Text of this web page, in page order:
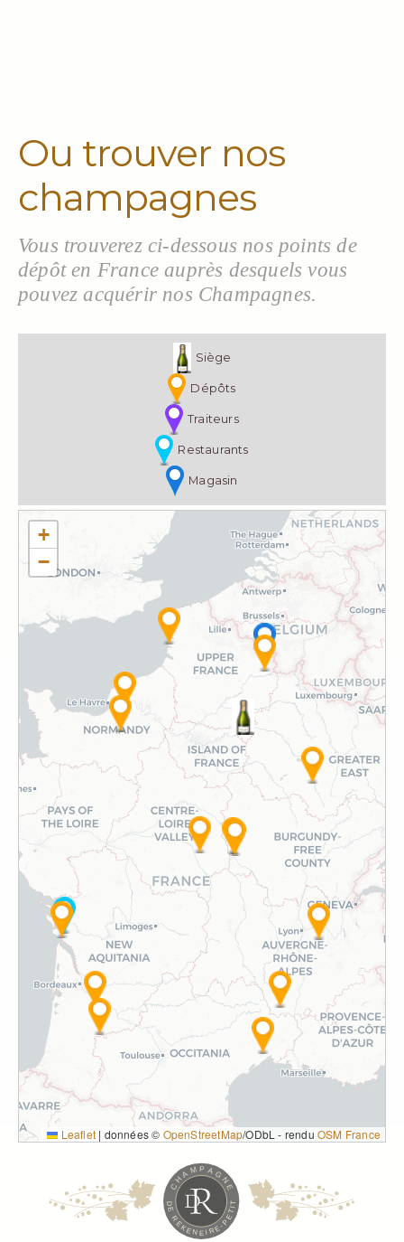
Ou trouver nos
champagnes
Vous trouverez ci-dessous nos points de
dépôt en France auprès desquels vous
pouvez acquérir nos Champagnes.
Siège
Dépôts
Traiteurs
Restaurants
Magasin
+
−
Leaflet | données © OpenStreetMap/ODbL - rendu OSM France